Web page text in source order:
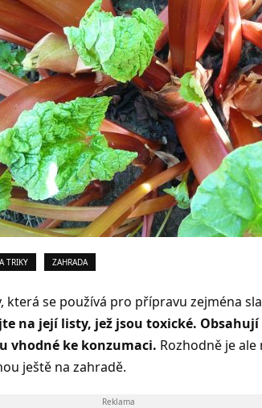
TRIKY ZAHRADA
která se používá pro přípravu zejména
na její listy, jež jsou toxické.
vhodné ke konzumaci. Rozhodně je
ještě na zahradě.
Reklama